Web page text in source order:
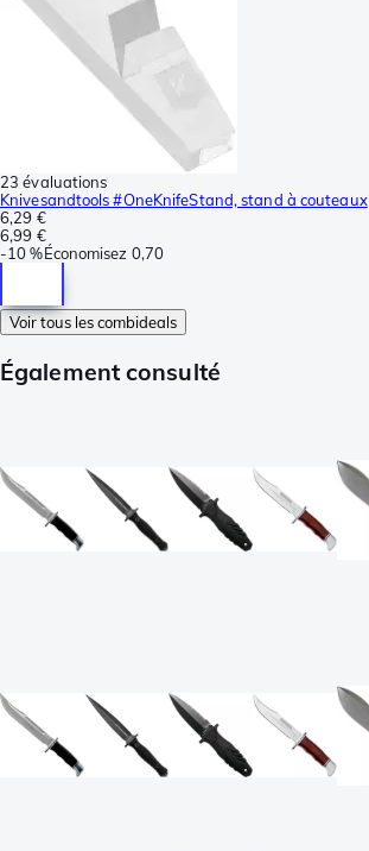
23 évaluations
Knivesandtools #OneKnifeStand, stand à couteaux
6,29 €
6,99 €
-10 %Économisez 0,70
Voir tous les combideals
Également consulté